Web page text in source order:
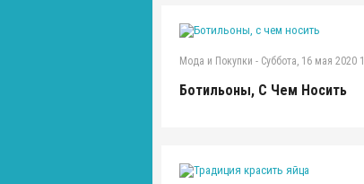
Мода и Покупки - Суббота, 16 мая 2020
Ботильоны, С Чем Носить